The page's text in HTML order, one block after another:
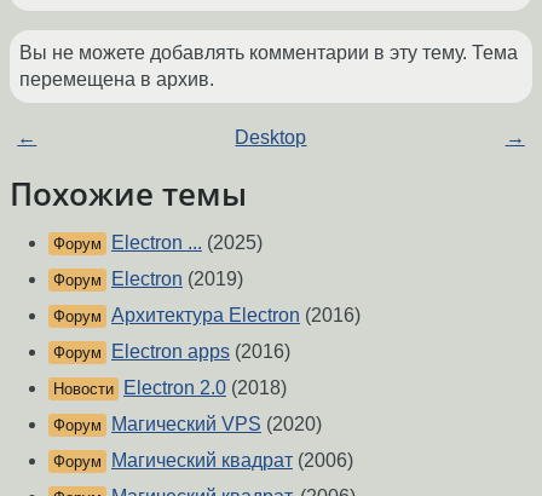
Вы не можете добавлять комментарии в эту тему. Тема
перемещена в архив.
← Desktop →
Похожие темы
Форум Electron ... (2025)
Форум Electron (2019)
Форум Архитектура Electron (2016)
Форум Electron apps (2016)
Новости Electron 2.0 (2018)
Форум Магический VPS (2020)
Форум Магический квадрат (2006)